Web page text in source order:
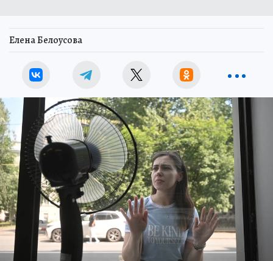
Елена Белоусова